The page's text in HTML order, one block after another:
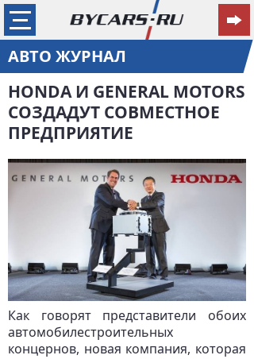
АВТО ЖУРНАЛ
HONDA И GENERAL MOTORS
СОЗДАДУТ СОВМЕСТНОЕ
ПРЕДПРИЯТИЕ
Как говорят представители обоих
автомобилестроительных
концернов, новая компания, которая